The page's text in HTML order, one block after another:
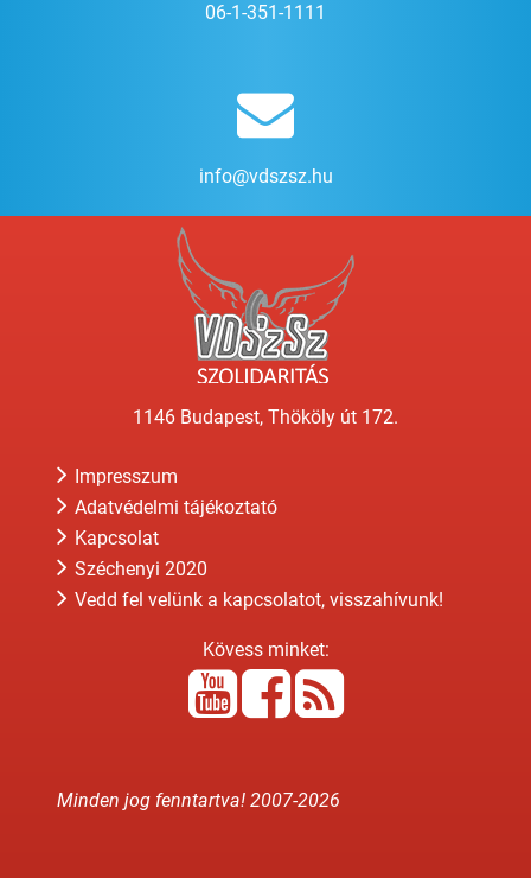
06-1-351-1111
info@vdszsz.hu
1146 Budapest, Thököly út 172.
Impresszum
Adatvédelmi tájékoztató
Kapcsolat
Széchenyi 2020
Vedd fel velünk a kapcsolatot, visszahívunk!
Kövess minket:
Minden jog fenntartva! 2007-2026